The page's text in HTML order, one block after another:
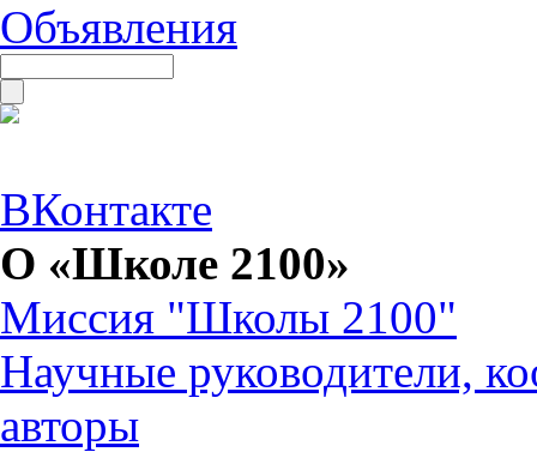
Объявления
ВКонтакте
О «Школе 2100»
Миссия "Школы 2100"
Научные руководители,
авторы